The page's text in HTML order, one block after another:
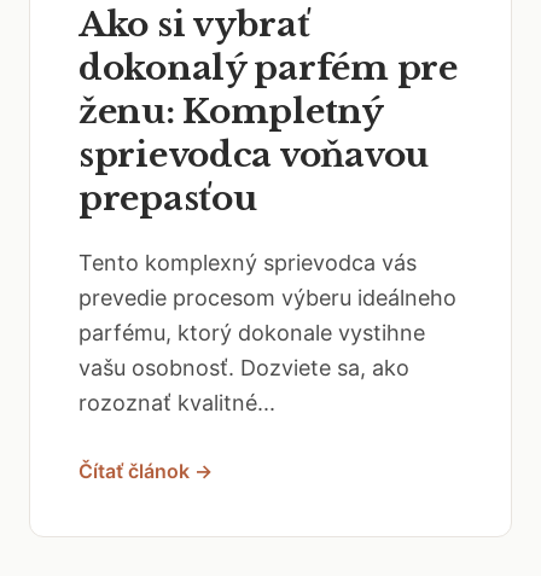
Ako si vybrať
dokonalý parfém pre
ženu: Kompletný
sprievodca voňavou
prepasťou
Tento komplexný sprievodca vás
prevedie procesom výberu ideálneho
parfému, ktorý dokonale vystihne
vašu osobnosť. Dozviete sa, ako
rozoznať kvalitné...
Čítať článok →